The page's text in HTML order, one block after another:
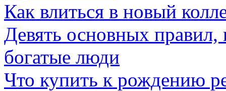
Как влиться в новый
Девять основных
богатые люди
Что купить к рождению